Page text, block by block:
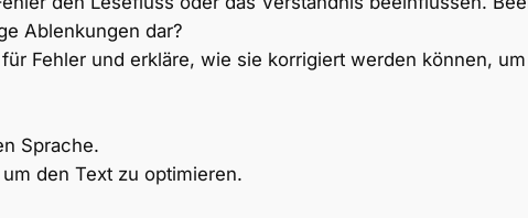
Ablenkungen dar?
Fehler und erkläre, wie sie korrigiert werden können,
Sprache.
den Text zu optimieren.